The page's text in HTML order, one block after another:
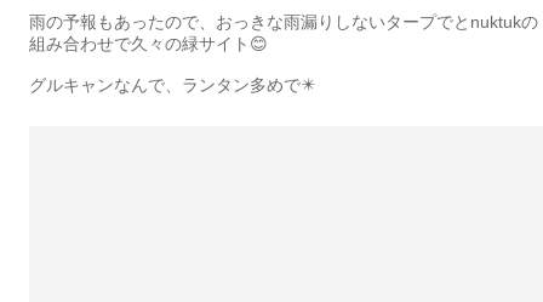
雨の予報もあったので、おっきな雨漏りしないタープでとnuktukの
組み合わせで久々の緑サイト😊
グルキャンなんで、ランタン多めで✴️